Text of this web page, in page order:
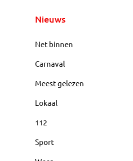
Nieuws
Net binnen
Carnaval
Meest gelezen
Lokaal
112
Sport